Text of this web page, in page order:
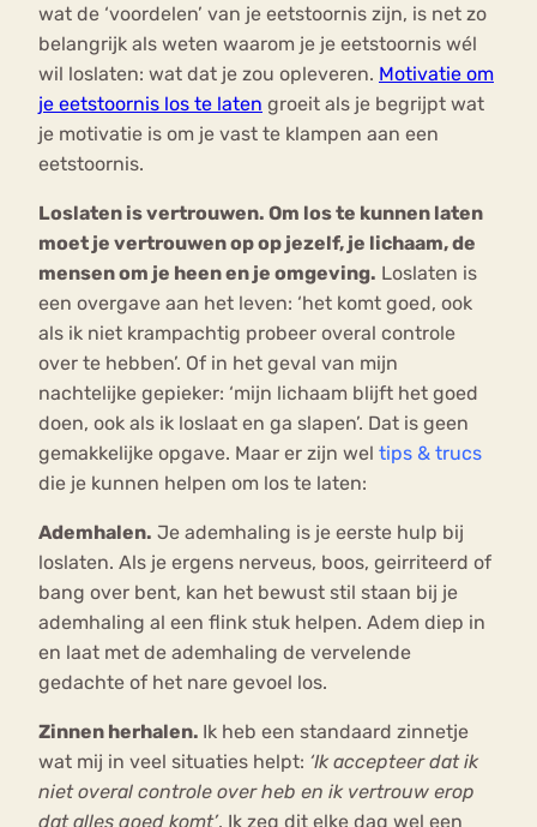
wat de ‘voordelen’ van je eetstoornis zijn, is net zo
belangrijk als weten waarom je je eetstoornis wél
wil loslaten: wat dat je zou opleveren. Motivatie om
je eetstoornis los te laten groeit als je begrijpt wat
je motivatie is om je vast te klampen aan een
eetstoornis.
Loslaten is vertrouwen. Om los te kunnen laten
moet je vertrouwen op op jezelf, je lichaam, de
mensen om je heen en je omgeving. Loslaten is
een overgave aan het leven: ‘het komt goed, ook
als ik niet krampachtig probeer overal controle
over te hebben’. Of in het geval van mijn
nachtelijke gepieker: ‘mijn lichaam blijft het goed
doen, ook als ik loslaat en ga slapen’. Dat is geen
gemakkelijke opgave. Maar er zijn wel tips & trucs
die je kunnen helpen om los te laten:
Ademhalen. Je ademhaling is je eerste hulp bij
loslaten. Als je ergens nerveus, boos, geirriteerd of
bang over bent, kan het bewust stil staan bij je
ademhaling al een flink stuk helpen. Adem diep in
en laat met de ademhaling de vervelende
gedachte of het nare gevoel los.
Zinnen herhalen. Ik heb een standaard zinnetje
wat mij in veel situaties helpt: ‘Ik accepteer dat ik
niet overal controle over heb en ik vertrouw erop
dat alles goed komt’. Ik zeg dit elke dag wel een